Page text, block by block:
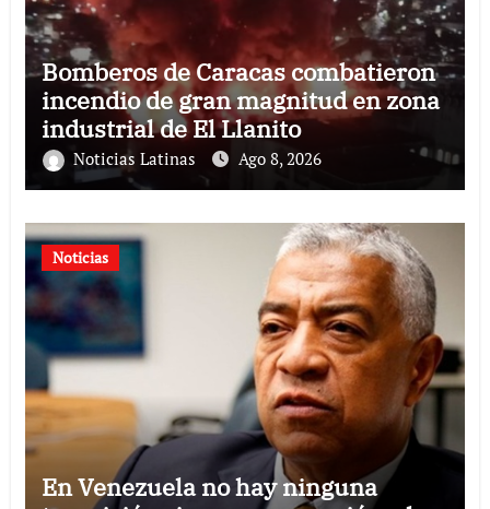
Bomberos de Caracas combatieron
incendio de gran magnitud en zona
industrial de El Llanito
Noticias Latinas Ago 8, 2026
Noticias
En Venezuela no hay ninguna